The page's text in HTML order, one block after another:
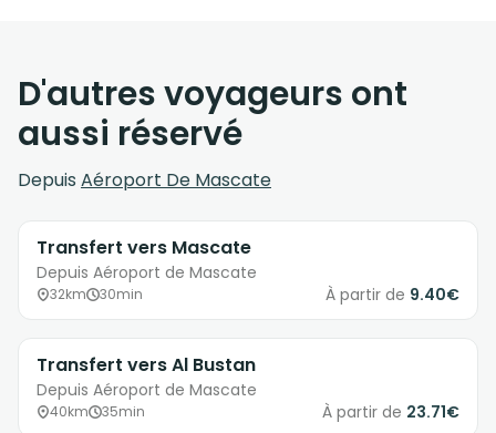
D'autres voyageurs ont
aussi réservé
Depuis Aéroport De Mascate
Transfert vers Mascate
Depuis Aéroport de Mascate
32km 30min À partir de 9.40€
Transfert vers Al Bustan
Depuis Aéroport de Mascate
40km 35min À partir de 23.71€